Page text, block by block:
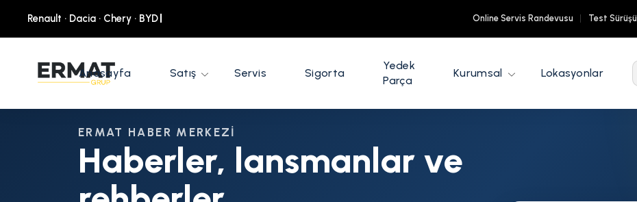
Renault · Dac Online Servis Randevusu Test Sürüşü
Anasayfa Satış Servis Sigorta
Yedek
Parça
Kurumsal Lokasyonlar
ERMAT HABER MERKEZI
Haberler, lansmanlar ve